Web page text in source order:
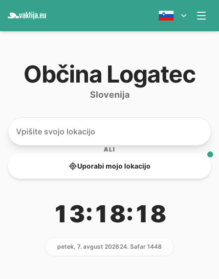
Občina Logatec
Slovenija
ALI
Uporabi mojo lokacijo
13:18:18
petek, 7. avgust 202624. Safar 1448